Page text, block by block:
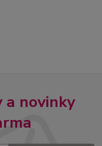
a novinky